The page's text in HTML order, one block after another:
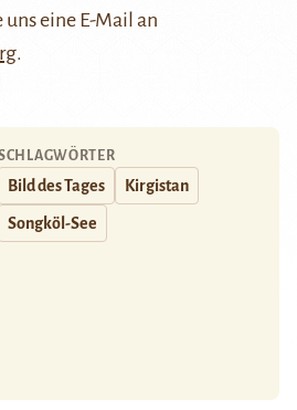
eine E-Mail an
.
Bild des Tages Kirgistan
Songköl-See